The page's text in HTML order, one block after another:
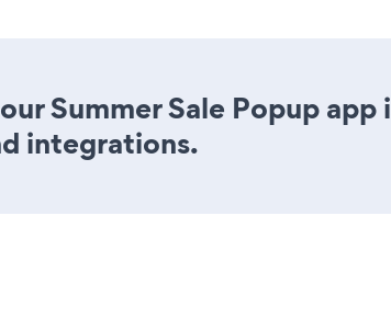
Summer Sale Popup
integrations.